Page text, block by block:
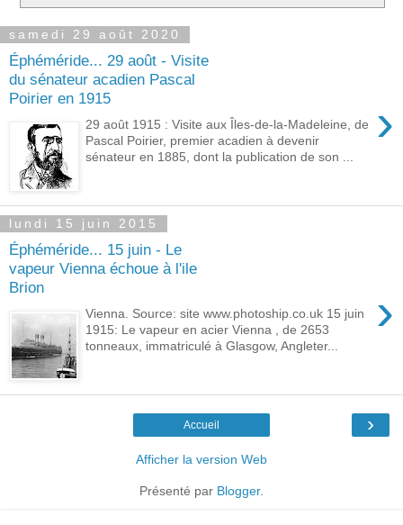
samedi 29 août 2020
Éphéméride... 29 août - Visite
du sénateur acadien Pascal
Poirier en 1915
›
29 août 1915 : Visite aux Îles-de-la-Madeleine, de
Pascal Poirier, premier acadien à devenir
sénateur en 1885, dont la publication de son ...
lundi 15 juin 2015
Éphéméride... 15 juin - Le
vapeur Vienna échoue à l'ile
Brion
›
Vienna. Source: site www.photoship.co.uk 15 juin
1915: Le vapeur en acier Vienna , de 2653
tonneaux, immatriculé à Glasgow, Angleter...
›
Accueil
Afficher la version Web
Présenté par Blogger.